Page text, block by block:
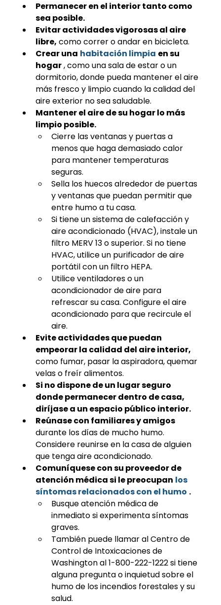
Permanecer en el interior tanto como
sea posible.
Evitar actividades vigorosas al aire
libre, como correr o andar en bicicleta.
Crear una habitación limpia en su
hogar , como una sala de estar o un
dormitorio, donde pueda mantener el aire
más fresco y limpio cuando la calidad del
aire exterior no sea saludable.
Mantener el aire de su hogar lo más
limpio posible.
Cierre las ventanas y puertas a
menos que haga demasiado calor
para mantener temperaturas
seguras.
Sella los huecos alrededor de puertas
y ventanas que puedan permitir que
entre humo a tu casa.
Si tiene un sistema de calefacción y
aire acondicionado (HVAC), instale un
filtro MERV 13 o superior. Si no tiene
HVAC, utilice un purificador de aire
portátil con un filtro HEPA.
Utilice ventiladores o un
acondicionador de aire para
refrescar su casa. Configure el aire
acondicionado para que recircule el
aire.
Evite actividades que puedan
empeorar la calidad del aire interior,
como fumar, pasar la aspiradora, quemar
velas o freír alimentos.
Si no dispone de un lugar seguro
donde permanecer dentro de casa,
diríjase a un espacio público interior.
Reúnase con familiares y amigos
durante los días de mucho humo.
Considere reunirse en la casa de alguien
que tenga aire acondicionado.
Comuníquese con su proveedor de
atención médica si le preocupan los
síntomas relacionados con el humo .
Busque atención médica de
inmediato si experimenta síntomas
graves.
También puede llamar al Centro de
Control de Intoxicaciones de
Washington al 1-800-222-1222 si tiene
alguna pregunta o inquietud sobre el
humo de los incendios forestales y su
salud.